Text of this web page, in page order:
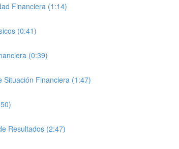
Financiera (1:14)
(0:41)
(0:39)
Situación Financiera (1:47)
Resultados (2:47)